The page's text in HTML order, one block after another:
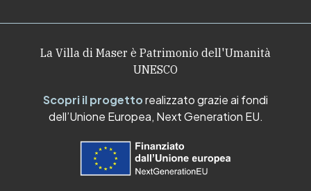
La Villa di Maser è Patrimonio dell'Umanità
UNESCO
Scopri il progettorealizzato grazie ai fondi
dell’Unione Europea, Next Generation EU.